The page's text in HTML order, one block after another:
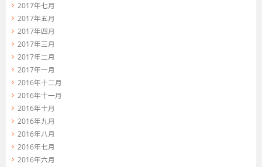
2017年七月
2017年五月
2017年四月
2017年三月
2017年二月
2017年一月
2016年十二月
2016年十一月
2016年十月
2016年九月
2016年八月
2016年七月
2016年六月